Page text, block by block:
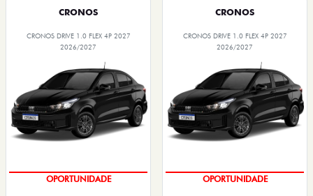
CRONOS
CRONOS DRIVE 1.0 FLEX 4P 2027
2026/2027
OPORTUNIDADE
CRONOS
CRONOS DRIVE 1.0 FLEX 4P 2027
2026/2027
OPORTUNIDADE